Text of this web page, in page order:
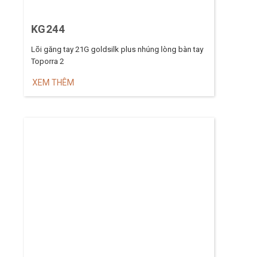
KG244
Lõi găng tay 21G goldsilk plus nhúng lòng bàn tay
Toporra 2
XEM THÊM